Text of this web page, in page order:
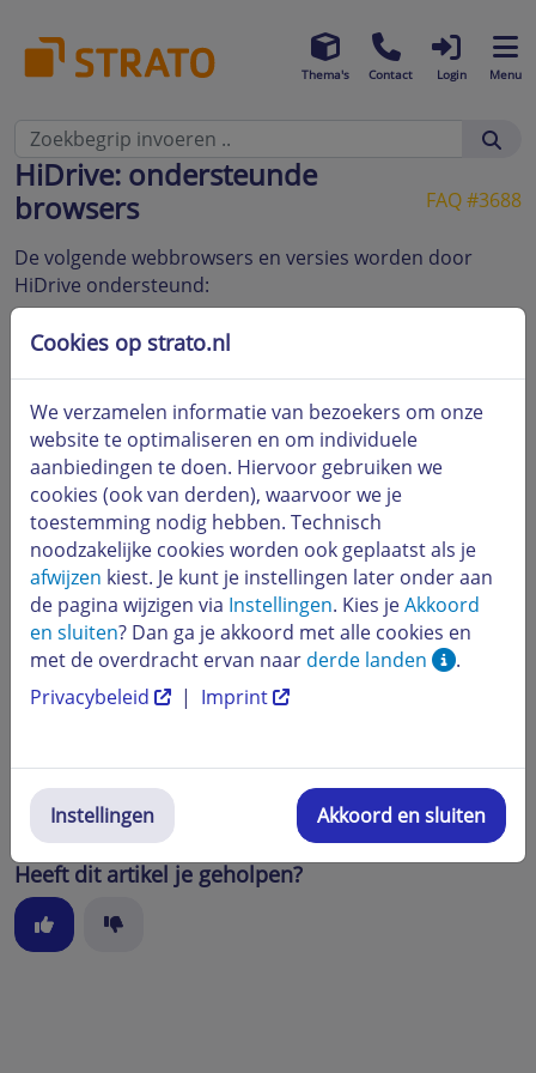
Thema's Contact Login Menu
FAQ #3688
HiDrive: ondersteunde
browsers
De volgende webbrowsers en versies worden door
HiDrive ondersteund:
Browser
Mozilla Firefox
60 en hoger
Apple Safari
14 en hoger
Google Chrome
61 en hoger
Opera
48 en hoger
Samsung
8.2 en hoger
Microsoft Edge
16 en hoger
Microsoft Internet
Explorer
Wordt niet ondersteund
Als je een oudere browserversie gebruikt, raden we je
aan om over te stappen naar de nieuwste versie.
Heeft dit artikel je geholpen?
Cookies op strato.nl
We verzamelen informatie van bezoekers om onze
website te optimaliseren en om individuele
aanbiedingen te doen. Hiervoor gebruiken we
cookies (ook van derden), waarvoor we je
toestemming nodig hebben. Technisch
noodzakelijke cookies worden ook geplaatst als je
afwijzen kiest. Je kunt je instellingen later onder aan
de pagina wijzigen via Instellingen. Kies jeAkkoord
en sluiten? Dan ga je akkoord met alle cookies en
met de overdracht ervan naar derde landen
.
Privacybeleid
| Imprint
Instellingen Akkoord en sluiten